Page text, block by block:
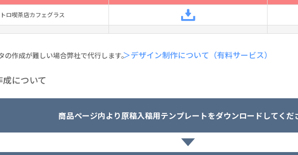
ロ喫茶店カフェグラス
の作成が難しい場合弊社で代行します。＞デザイン制作について（有料サービス）
について
商品ページ内より原稿入稿用テンプレートをダウンロードしてくだ